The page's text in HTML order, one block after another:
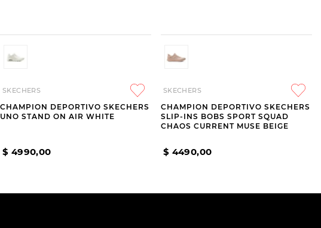
SKECHERS
CHAMPION DEPORTIVO SKECHERS
UNO STAND ON AIR WHITE
$ 4990,00
SKECHERS
CHAMPION DEPORTIVO SKECHERS
SLIP-INS BOBS SPORT SQUAD
CHAOS CURRENT MUSE BEIGE
$ 4490,00